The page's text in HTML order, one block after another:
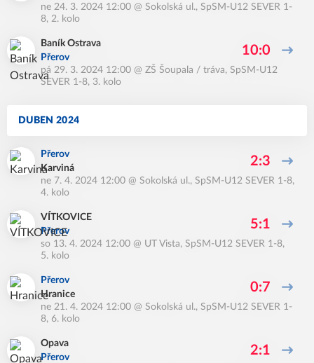
ne 24. 3. 2024 12:00 @ Sokolská ul., SpSM-U12 SEVER 1-
8, 2. kolo
Baník Ostrava
Přerov
10:0
pá 29. 3. 2024 12:00 @ ZŠ Šoupala / tráva, SpSM-U12
SEVER 1-8, 3. kolo
DUBEN 2024
Přerov
Karviná
2:3
ne 7. 4. 2024 12:00 @ Sokolská ul., SpSM-U12 SEVER 1-8,
4. kolo
VÍTKOVICE
Přerov
5:1
so 13. 4. 2024 12:00 @ UT Vista, SpSM-U12 SEVER 1-8,
5. kolo
Přerov
Hranice
0:7
ne 21. 4. 2024 12:00 @ Sokolská ul., SpSM-U12 SEVER 1-
8, 6. kolo
Opava
Přerov
2:1